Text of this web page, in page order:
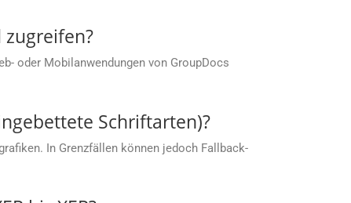
oder Mobilanwendungen von GroupDocs
Schriftarten)?
In Grenzfällen können jedoch Fallback-